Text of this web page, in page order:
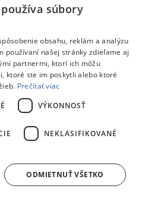
pre spustenie efektov
súbory
obsahu, reklám a analýzu
používaní našej stránky zdieľame aj
partnermi, ktorí ich môžu
ktoré ste im poskytli alebo ktoré
Prečítať viac
VÝKONNOSŤ
NEKLASIFIKOVANÉ
ODMIETNUŤ VŠETKO